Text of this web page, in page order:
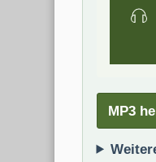
MP3